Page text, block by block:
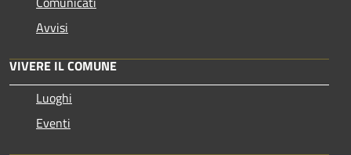
Avvisi
VIVERE IL COMUNE
Luoghi
Eventi